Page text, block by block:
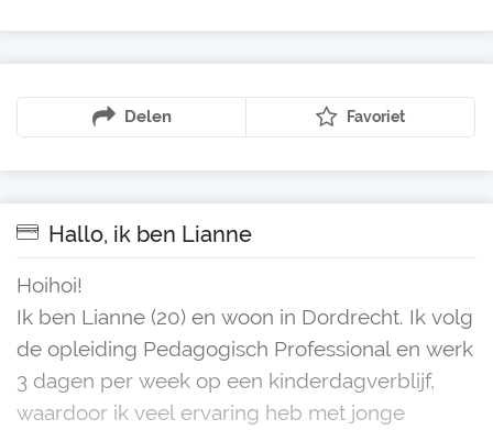
Delen Favoriet
Hallo, ik ben Lianne
Hoihoi!
Ik ben Lianne (20) en woon in Dordrecht. Ik volg
de opleiding Pedagogisch Professional en werk
3 dagen per week op een kinderdagverblijf,
waardoor ik veel ervaring heb met jonge